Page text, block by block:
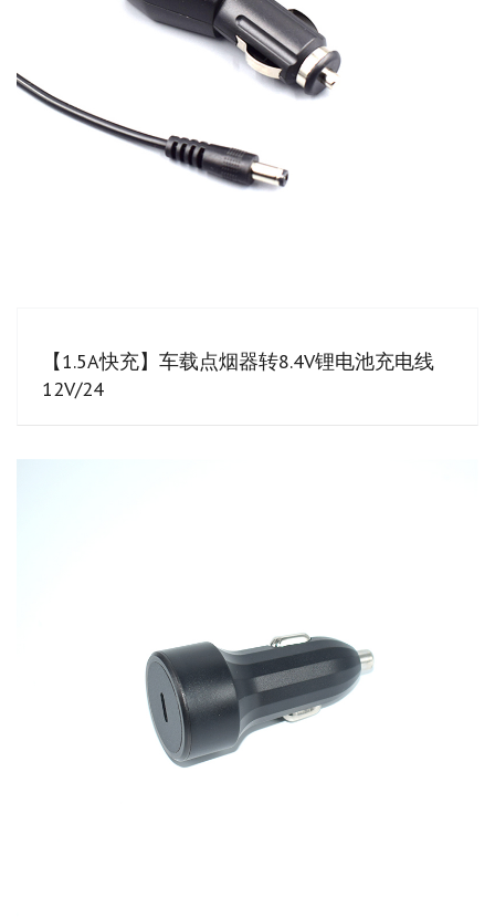
【1.5A快充】车载点烟器转8.4V锂电池充电线
12V/24